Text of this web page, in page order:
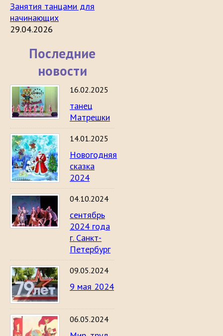
Занятия танцами для
начинающих
29.04.2026
Последние
новости
16.02.2025
танец
Матрешки
14.01.2025
Новогодняя
сказка
2024
04.10.2024
сентябрь
2024 года
г. Санкт-
Петербург
09.05.2024
9 мая 2024
06.05.2024